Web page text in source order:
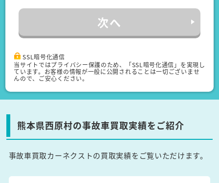
次へ
SSL暗号化通信
当サイトではプライバシー保護のため、「SSL暗号化通信」を実現し
ています。お客様の情報が一般に公開されることは一切ございませ
んので、ご安心ください。
熊本県西原村の事故車買取実績をご紹介
事故車買取カーネクストの買取実績をご覧いただけます。